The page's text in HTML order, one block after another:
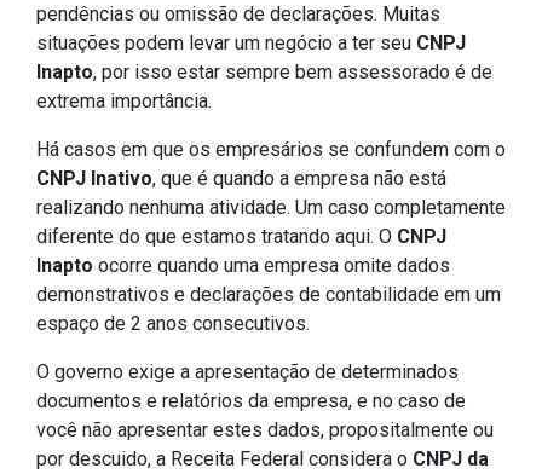
pendências ou omissão de declarações. Muitas
situações podem levar um negócio a ter seu CNPJ
Inapto, por isso estar sempre bem assessorado é de
extrema importância.
Há casos em que os empresários se confundem com o
CNPJ Inativo, que é quando a empresa não está
realizando nenhuma atividade. Um caso completamente
diferente do que estamos tratando aqui. O CNPJ
Inapto ocorre quando uma empresa omite dados
demonstrativos e declarações de contabilidade em um
espaço de 2 anos consecutivos.
O governo exige a apresentação de determinados
documentos e relatórios da empresa, e no caso de
você não apresentar estes dados, propositalmente ou
por descuido, a Receita Federal considera o CNPJ da